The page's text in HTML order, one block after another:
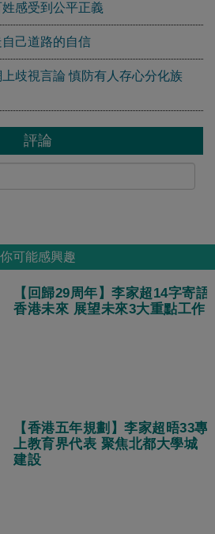
姓感受到公平正義
自己道路的自信
上歧視言論 慎防有人存心分化族
評論
你可能感興趣
【回歸29周年】李家超14字寄語
香港未來 展望未來3大重點工作
【香港五年規劃】李家超晤33專
上教育界代表 聚焦北都大學城
建設